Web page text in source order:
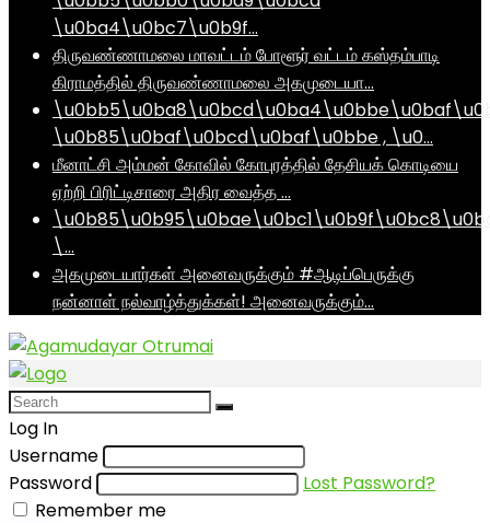
\u0ba4\u0bc7\u0b9f…
திருவண்ணாமலை மாவட்டம் போளூர் வட்டம் கஸ்தம்பாடி
கிராமத்தில் திருவண்ணாமலை அகமுடையா…
\u0b85\u0baf\u0bcd\u0baf\u0bbe , \u0…
மீனாட்சி அம்மன் கோவில் கோபுரத்தில் தேசியக் கொடியை
ஏற்றி பிரிட்டிசாரை அதிர வைத்த …
\…
அகமுடையார்கள் அனைவருக்கும் #ஆடிப்பெருக்கு
நன்னாள் நல்வாழ்த்துக்கள்! அனைவருக்கும்…
Log In
Username
Password
Lost Password?
Remember me